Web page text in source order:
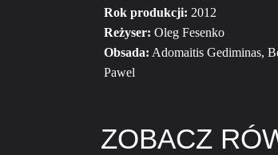
Rok produkcji: 2012
Reżyser: Oleg Fesenko
Obsada: Adomaitis Gediminas,
Pawel
ZOBACZ